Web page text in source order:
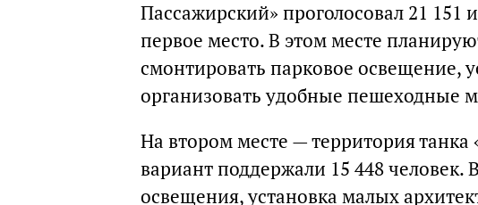
Пассажирский» проголосовал 21 151
первое место. В этом месте
смонтировать парковое освещение,
организовать удобные пешеходные
На втором месте — территория
вариант поддержали 15 448
освещения, установка малых